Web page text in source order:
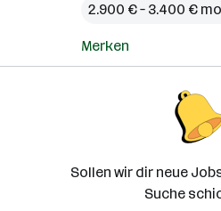
2.900 € – 3.400 €
Merken
Sollen wir dir neue
Suche